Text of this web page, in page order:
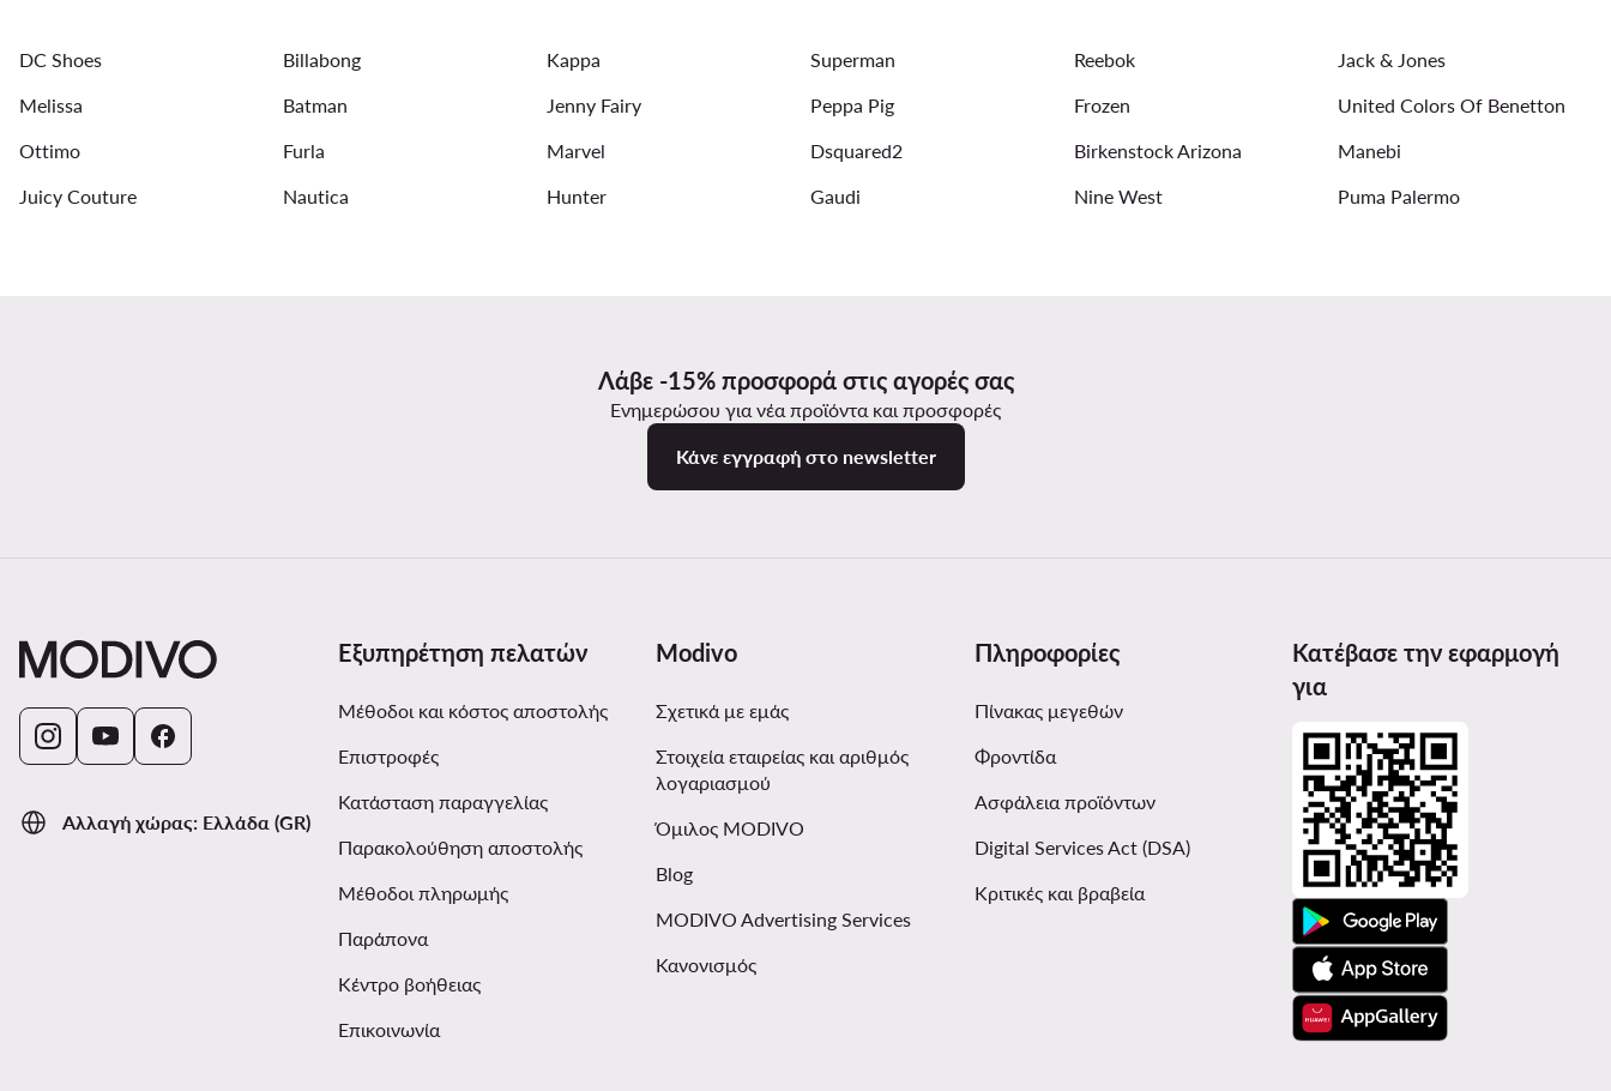
Ανδρικά Κλειστά Παπούτσια Geox Ανδρικά Μπουφάν Bomber Γυναικεία Καλοκαιρινά Φορέματα
DC Shoes Billabong Kappa Superman Reebok
Jack & Jones
Melissa
Batman Jenny Fairy Peppa Pig Frozen
United Colors Of Benetton
Ottimo
Furla Marvel Dsquared2 Birkenstock Arizona
Manebi
Juicy Couture
Nautica Hunter Gaudi Nine West Puma Palermo
Λάβε -15% προσφορά στις αγορές σας
Ενημερώσου για νέα προϊόντα και προσφορές
Κάνε εγγραφή στο newsletter
Αλλαγή χώρας: Ελλάδα (GR)
Εξυπηρέτηση πελατών
Μέθοδοι και κόστος αποστολής
Επιστροφές
Κατάσταση παραγγελίας
Παρακολούθηση αποστολής
Μέθοδοι πληρωμής
Παράπονα
Κέντρο βοήθειας
Επικοινωνία
Modivo
Σχετικά με εμάς
Στοιχεία εταιρείας και αριθμός
λογαριασμού
Όμιλος MODIVO
Blog
MODIVO Advertising Services
Κανονισμός
Πληροφορίες
Πίνακας μεγεθών
Φροντίδα
Ασφάλεια προϊόντων
Digital Services Act (DSA)
Κριτικές και βραβεία
Κατέβασε την εφαρμογή
για